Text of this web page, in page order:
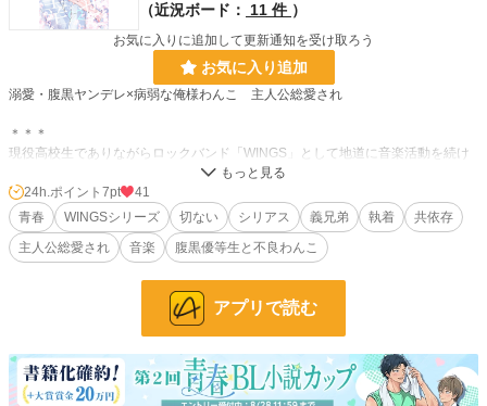
（近況ボード：
11 件 ）
お気に入りに追加して更新通知を受け取ろう
お気に入り追加
溺愛・腹黒ヤンデレ×病弱な俺様わんこ 主人公総愛され
＊＊＊
現役高校生でありながらロックバンド「WINGS」として地道に音楽活動を続け
父親の虐待から助けてくれた親友・勝行の義弟として生きることを選んだ光は、
生まれつき心臓に病を抱えて闘病中。大学受験を控えながらも、光を過保護に構
う勝行の優しさに甘えてばかりの日々。
ある日四つ葉のクローバー伝説を聞いた光は、勝行にプレゼントしたくて自分も
音楽活動の相棒として、義兄弟として、互いの手を取り生涯寄り添うことを選ん
★★★ WINGSシリーズ本編第２部 ★★★
高校3年生の物語を収録しています。
24h.ポイント 7pt
41
青春
WINGSシリーズ 切ない シリアス 義兄弟 執着
共依存
主人公総愛され
音楽 腹黒優等生と不良わんこ
アプリで読む